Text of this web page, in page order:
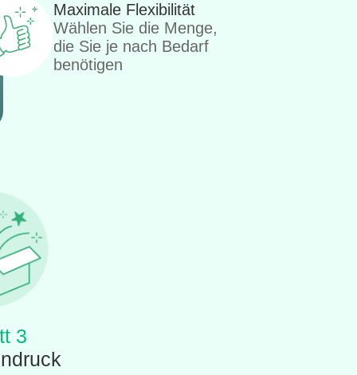
Maximale Flexibilität
Wählen Sie die Menge,
die Sie je nach Bedarf
benötigen
3